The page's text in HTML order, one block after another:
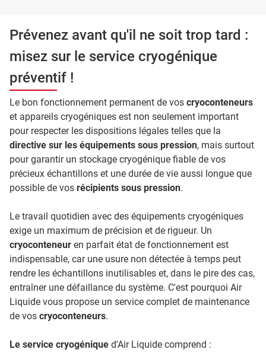
Prévenez avant qu'il ne soit trop tard :
misez sur le service cryogénique
préventif !
Le bon fonctionnement permanent de vos cryoconteneurs
et appareils cryogéniques est non seulement important
pour respecter les dispositions légales telles que la
directive sur les équipements sous pression, mais surtout
pour garantir un stockage cryogénique fiable de vos
précieux échantillons et une durée de vie aussi longue que
possible de vos récipients sous pression.
Le travail quotidien avec des équipements cryogéniques
exige un maximum de précision et de rigueur. Un
cryoconteneur en parfait état de fonctionnement est
indispensable, car une usure non détectée à temps peut
rendre les échantillons inutilisables et, dans le pire des cas,
entraîner une défaillance du système. C'est pourquoi Air
Liquide vous propose un service complet de maintenance
de vos cryoconteneurs.
Le service cryogénique d'Air Liquide comprend :